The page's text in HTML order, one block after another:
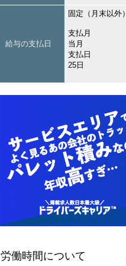
給与の支払日
固定（月末以外）
支払月
当月
支払日
25日
労働時間について